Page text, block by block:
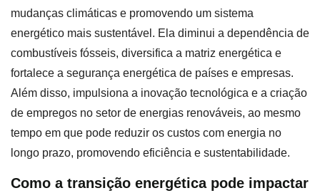
mudanças climáticas e promovendo um sistema
energético mais sustentável. Ela diminui a dependência de
combustíveis fósseis, diversifica a matriz energética e
fortalece a segurança energética de países e empresas.
Além disso, impulsiona a inovação tecnológica e a criação
de empregos no setor de energias renováveis, ao mesmo
tempo em que pode reduzir os custos com energia no
longo prazo, promovendo eficiência e sustentabilidade.
Como a transição energética pode impactar